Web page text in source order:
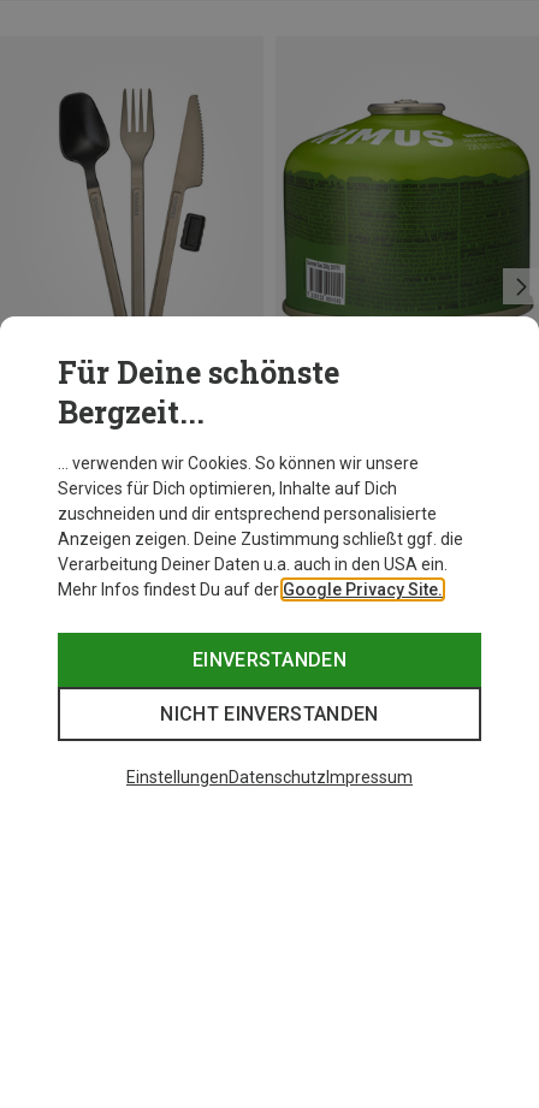
Trek Besteck Set
Primus
Summer Gas
8,95 €
Für Deine schönste
Bergzeit...
… verwenden wir Cookies. So können wir unsere
Services für Dich optimieren, Inhalte auf Dich
zuschneiden und dir entsprechend personalisierte
Anzeigen zeigen. Deine Zustimmung schließt ggf. die
Verarbeitung Deiner Daten u.a. auch in den USA ein.
Mehr Infos findest Du auf der Google Privacy Site.
EINVERSTANDEN
NICHT EINVERSTANDEN
EinstellungenDatenschutz Impressum